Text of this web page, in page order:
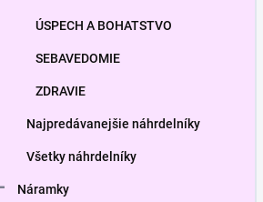
ÚSPECH A BOHATSTVO
SEBAVEDOMIE
ZDRAVIE
Najpredávanejšie náhrdelníky
Všetky náhrdelníky
Náramky